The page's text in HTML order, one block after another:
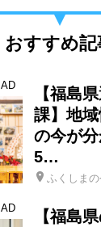
おすすめ記
AD
【福島
課】地
の今が
5…
ふくしま
AD
【福島